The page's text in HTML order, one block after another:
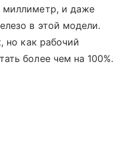
и даже
в этой модели.
но как рабочий
более чем на 100%.